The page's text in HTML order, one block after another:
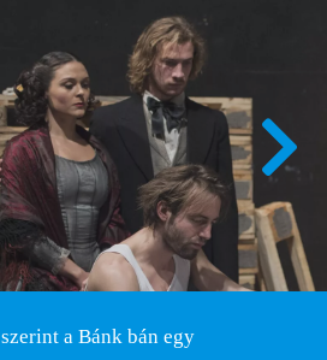
a Bánk bán egy